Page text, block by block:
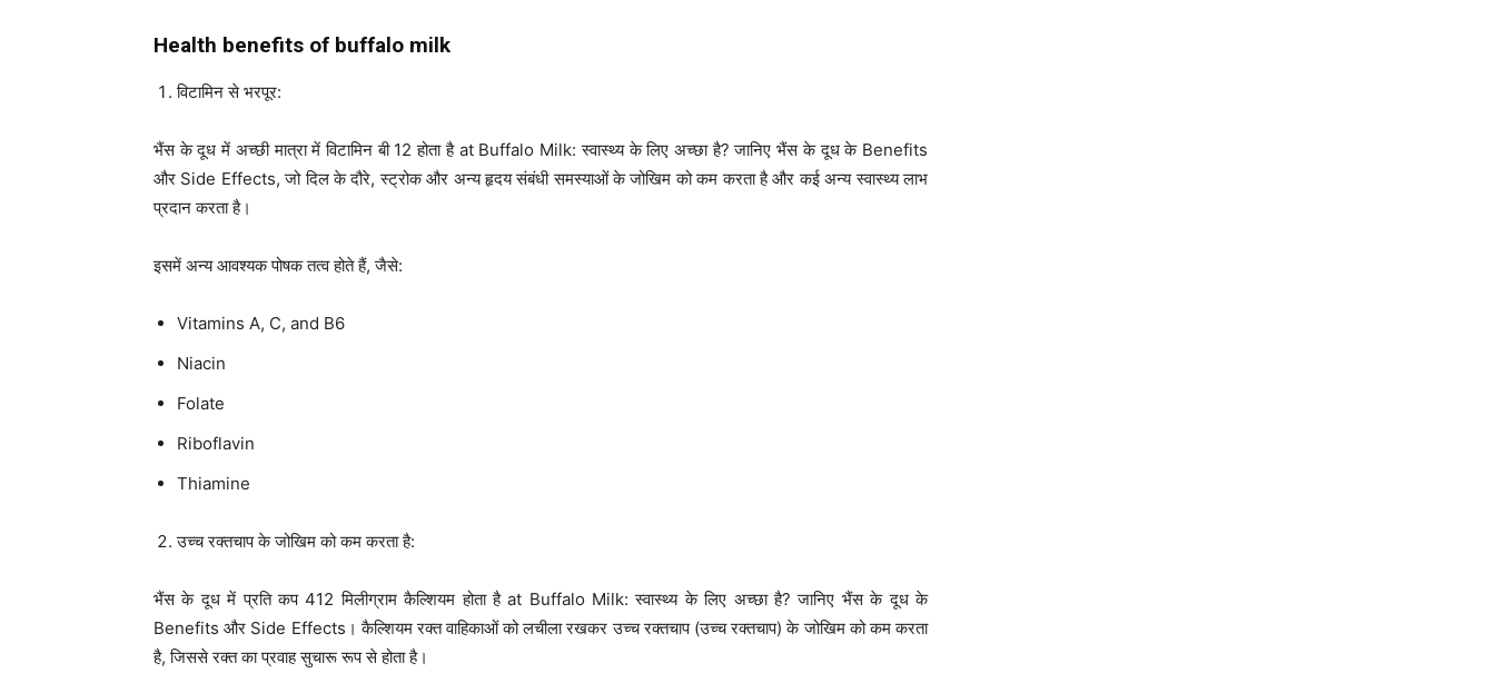
Health benefits of buffalo milk
विटामिन से भरपूर:
भैंस के दूध में अच्छी मात्रा में विटामिन बी 12 होता है at Buffalo Milk: स्वास्थ्य के लिए अच्छा है? जानिए भैंस के दूध के Benefits
और Side Effects, जो दिल के दौरे, स्ट्रोक और अन्य हृदय संबंधी समस्याओं के जोखिम को कम करता है और कई अन्य स्वास्थ्य लाभ
प्रदान करता है।
इसमें अन्य आवश्यक पोषक तत्व होते हैं, जैसे:
Vitamins A, C, and B6
Niacin
Folate
Riboflavin
Thiamine
उच्च रक्तचाप के जोखिम को कम करता है:
भैंस के दूध में प्रति कप 412 मिलीग्राम कैल्शियम होता है at Buffalo Milk: स्वास्थ्य के लिए अच्छा है? जानिए भैंस के दूध के
Benefits और Side Effects। कैल्शियम रक्त वाहिकाओं को लचीला रखकर उच्च रक्तचाप (उच्च रक्तचाप) के जोखिम को कम करता
है, जिससे रक्त का प्रवाह सुचारू रूप से होता है।